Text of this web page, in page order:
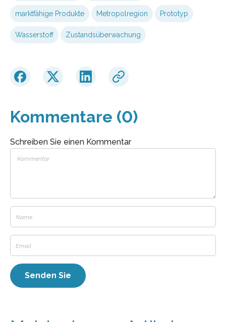
marktfähige Produkte Metropolregion Prototyp
Wasserstoff Zustandsüberwachung
Kommentare (0)
Schreiben Sie einen Kommentar